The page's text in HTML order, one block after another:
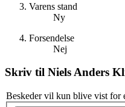
Varens stand
Ny
Forsendelse
Nej
Skriv til Niels Anders
Beskeder vil kun blive vist for